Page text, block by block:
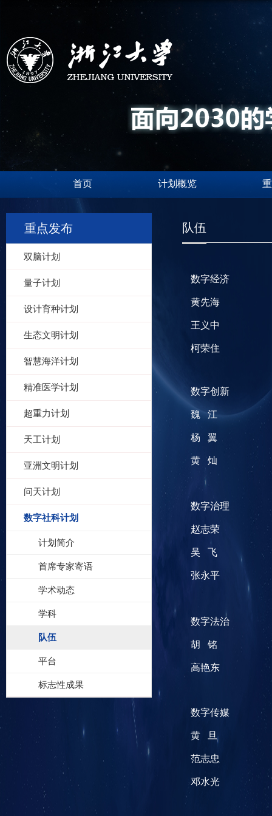
首页 计划概览
重点发布
双脑计划
量子计划
设计育种计划
生态文明计划
智慧海洋计划
精准医学计划
超重力计划
天工计划
亚洲文明计划
问天计划
数字社科计划
计划简介
首席专家寄语
学术动态
学科
队伍
平台
标志性成果
队伍
数字经济
黄先海
王义中
柯荣住
数字创新
魏 江
杨 翼
黄 灿
数字治理
赵志荣
吴 飞
张永平
数字法治
胡 铭
高艳东
数字传媒
黄 旦
范志忠
邓水光